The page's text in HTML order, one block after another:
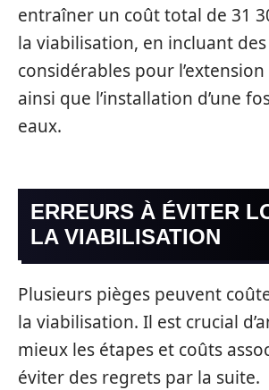
entraîner un coût total de 31
la viabilisation, en incluant
considérables pour
ainsi que l’installation d’une
eaux.
ERREURS À ÉVITER
LA VIABILISATION
Plusieurs pièges peuvent
la viabilisation. Il est crucial
mieux les étapes et coûts
éviter des regrets par la suite.